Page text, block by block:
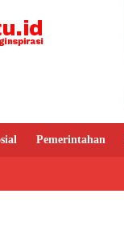
Pemerintahan